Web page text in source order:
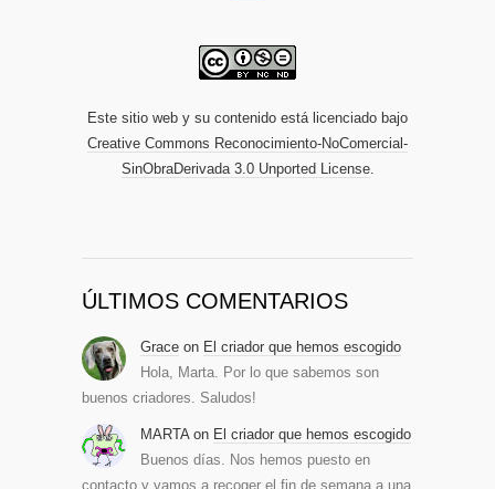
Este sitio web y su contenido está licenciado bajo
Creative Commons Reconocimiento-NoComercial-
SinObraDerivada 3.0 Unported License.
ÚLTIMOS COMENTARIOS
Grace on El criador que hemos escogido
Hola, Marta. Por lo que sabemos son
buenos criadores. Saludos!
MARTA on El criador que hemos escogido
Buenos días. Nos hemos puesto en
contacto y vamos a recoger el fin de semana a una